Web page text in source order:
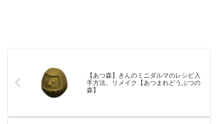
【あつ森】きんのミニダルマのレシピ入
手方法、リメイク【あつまれどうぶつの
森】